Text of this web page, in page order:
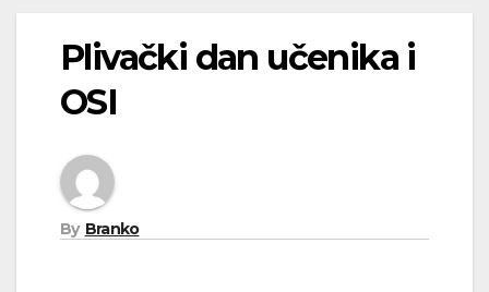
Plivački dan učenika i
OSI
By Branko